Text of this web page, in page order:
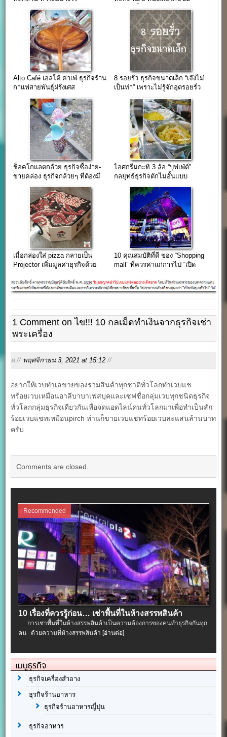
แบรนด์ชั้นนำ
Alto Café เอลโต้ ค่าเฟ่ ธุรกิจร้าน
กาแฟสายพันธุ์ฝรั่งเศส
8 รอยรั่ว ธุรกิจขนาดเล็ก “เจ๊งไม่
เป็นท่า” เพราะไม่รู้จักอุดรอยรั่ว
ช็อคโกแลตกล้วย ธุรกิจซื้อง่าย-
ขายคล่อง ธุรกิจกล้วยๆ ที่ต้องมี
ไอศกรีมกะทิ 3 ล้อ “บุฟเฟ่ต์”
กลยุทธ์ธุรกิจตักไม่อั้นแบบ
เมื่อกล่องใส่ pizza กลายเป็น
Projector เพิ่มมูลค่าธุรกิจด้วย
10 คุณสมบัติที่ดี ของ “Shopping
mall” ที่ควรค่าแก่การไป “เปิด
1 Comment on ไข!!! 10 กลเม็ดทำเงินจากธุรกิจเช่า
พระเครื่อง
ด // พฤศจิกายน 3, 2021 at 15:12 //
อยากให้เวบทำเลขายของรวมสินค้าทุกชาติทั่วโลกทำเวบแช
ทร้อยเวบเหมือนอาลีบาบาเฟสบุคและเซฟชื่อกลุ่มเวบทุกชนิดธุรกิจ
ทั่วโลกกลุ่มธุรกิจเดียวกันเพื่อจดแอดไลน์คนทั่วโลกมาเพื่อทำเป็นสัก
ร้อยเวบแชทเหมือนpirch ท่านก็ขายเวบแชทร้อยเวบละแสนล้านบาท
ครับ
Comments are closed.
Recommended
10 เรื่องที่ควรรู้ก่อน… เช่าพื้นที่ในห้างสรรพสินค้า
การเช่าพื้นที่ในห้างสรรพสินค้าเป็นความต้องการของคนทำธุรกิจกันทุก
คน ด้วยความที่ห้างสรรพสินค้า[อ่านต่อ]
เมนูธุรกิจ
ธุรกิจเครื่องสำอาง
ธุรกิจร้านอาหาร
ธุรกิจร้านอาหารญี่ปุ่น
ธุรกิจอาหาร